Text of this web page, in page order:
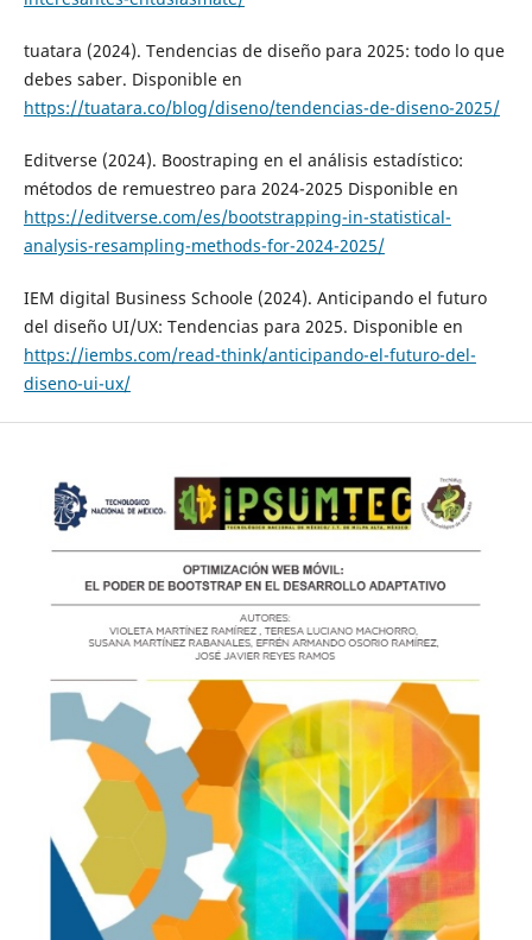
tuatara (2024). Tendencias de diseño para 2025: todo lo que
debes saber. Disponible en
https://tuatara.co/blog/diseno/tendencias-de-diseno-2025/
Editverse (2024). Boostraping en el análisis estadístico:
métodos de remuestreo para 2024-2025 Disponible en
https://editverse.com/es/bootstrapping-in-statistical-
analysis-resampling-methods-for-2024-2025/
IEM digital Business Schoole (2024). Anticipando el futuro
del diseño UI/UX: Tendencias para 2025. Disponible en
https://iembs.com/read-think/anticipando-el-futuro-del-
diseno-ui-ux/